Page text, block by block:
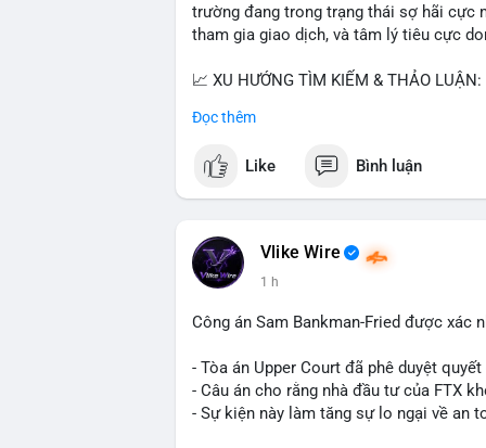
trường đang trong trạng thái sợ hãi cực
tham gia giao dịch, và tâm lý tiêu cực
📈 XU HƯỚNG TÌM KIẾM & THẢO
Trends Việt Nam, từ khóa như 'con
💬 DÒNG CHẢY TIN TỨC & TRUYỀN
Telegram, tin tức nổi bật bao gồm việc
Bitcoin miners chuyển hướng AI. Các
trường.
💡 NHẬN ĐỊNH & KHUYẾN NGHỊ: Tâm
tập trung vào cơ hội an toàn và theo
📊 Nguồn: Radar Tâm Lý Thị Trường
Đọc thêm
Like Bình luận
Vlike Wire
1 h
Công án Sam Bankman-Fried được xác
- Tòa án Upper Court đã phê duyệt
- Câu án cho rằng nhà đầu tư của FTX
- Sự kiện này làm tăng sự lo ngại về an